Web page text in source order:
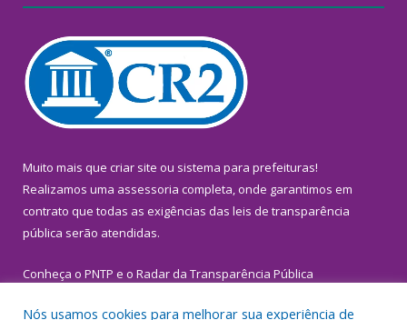
Muito mais que criar site ou sistema para prefeituras!
Realizamos uma assessoria completa, onde garantimos em
contrato que todas as exigências das leis de transparência
pública serão atendidas.
Conheça o PNTP e o Radar da Transparência Pública
Nós usamos cookies para melhorar sua experiência de